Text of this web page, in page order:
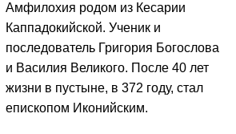
Амфилохия родом из Кесарии
Каппадокийской. Ученик и
последователь Григория Богослова
и Василия Великого. После 40 лет
жизни в пустыне, в 372 году, стал
епископом Иконийским.